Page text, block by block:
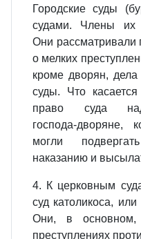
Городские суды
судами. Члены их
Они рассматривали
о мелких
кроме дворян,
суды. Что
право суда
господа‑дворяне,
могли
наказанию и
4. К церковным
суд католикоса,
Они, в основном,
преступлениях